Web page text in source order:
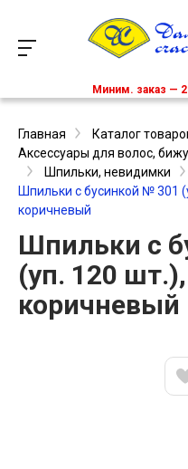
Миним. заказ —
Главная
Каталог
Аксессуары для волос,
Шпильки, невидимки
Шпильки с бусинкой № 301
коричневый
Шпильки с
(уп. 120
коричневый